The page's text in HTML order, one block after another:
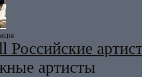
Российские
артисты